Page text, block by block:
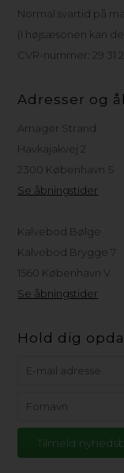
Normal svartid på
(I højsæsonen kan
CVR-nummer: 29 31
Adresser og
Amager Strand
Havkajakvej 2
2300 København S
Se åbningstider
Kalvebod Bølge
Kalvebod Brygge 7
1560 København V
Se åbningstider
Hold dig